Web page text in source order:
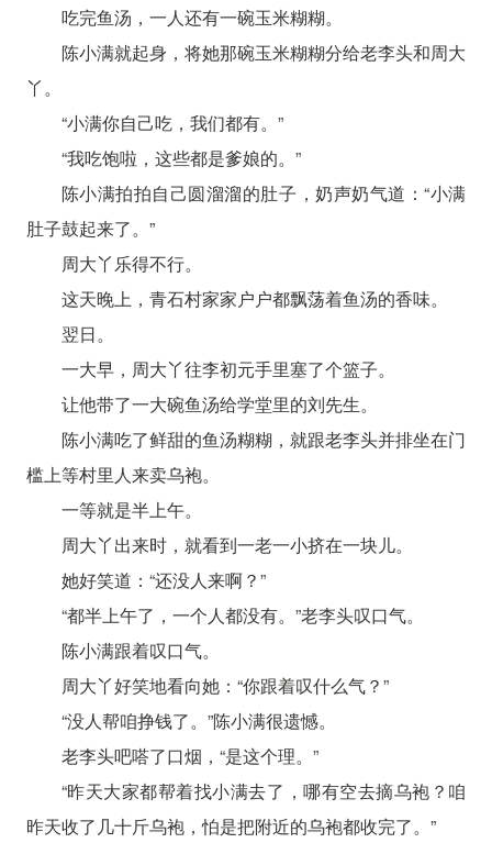
吃完鱼汤，一人还有一碗玉米糊糊。
陈小满就起身，将她那碗玉米糊糊分给老李头和周大
丫。
“小满你自己吃，我们都有。”
“我吃饱啦，这些都是爹娘的。”
陈小满拍拍自己圆溜溜的肚子，奶声奶气道：“小满
肚子鼓起来了。”
周大丫乐得不行。
这天晚上，青石村家家户户都飘荡着鱼汤的香味。
翌日。
一大早，周大丫往李初元手里塞了个篮子。
让他带了一大碗鱼汤给学堂里的刘先生。
陈小满吃了鲜甜的鱼汤糊糊，就跟老李头并排坐在门
槛上等村里人来卖乌袍。
一等就是半上午。
周大丫出来时，就看到一老一小挤在一块儿。
她好笑道：“还没人来啊？”
“都半上午了，一个人都没有。”老李头叹口气。
陈小满跟着叹口气。
周大丫好笑地看向她：“你跟着叹什么气？”
“没人帮咱挣钱了。”陈小满很遗憾。
老李头吧嗒了口烟，“是这个理。”
“昨天大家都帮着找小满去了，哪有空去摘乌袍？咱
昨天收了几十斤乌袍，怕是把附近的乌袍都收完了。”